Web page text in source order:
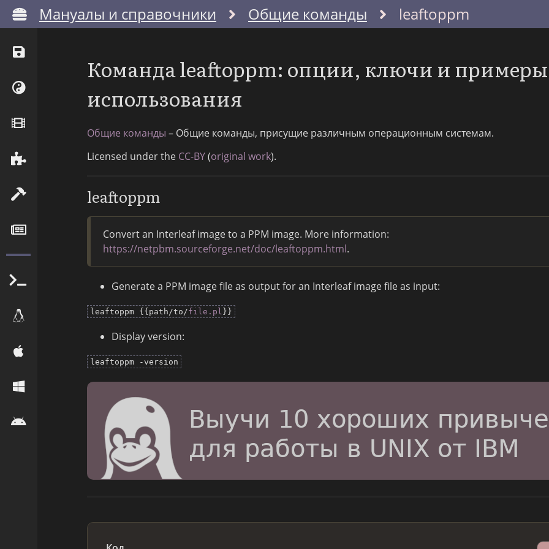
Мануалы и справочники Общие команды leaftoppm
Команда leaftoppm: опции, ключи и примеры
использования
Общие команды – Общие команды, присущие различным операционным системам.
Licensed under the CC-BY(original work).
leaftoppm
Convert an Interleaf image to a PPM image. More information:
https://netpbm.sourceforge.net/doc/leaftoppm.html.
Generate a PPM image file as output for an Interleaf image file as input:
leaftoppm {{path/to/file.pl }}
Display version:
leaftoppm -version